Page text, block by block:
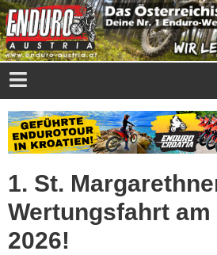
1. St.
Wertungsfahrt am
2026!